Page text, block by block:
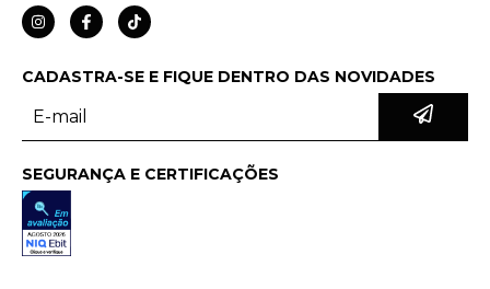
CADASTRA-SE E FIQUE DENTRO DAS NOVIDADES
SEGURANÇA E CERTIFICAÇÕES